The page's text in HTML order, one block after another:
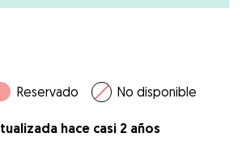
Reservado No disponible
hace casi 2 años